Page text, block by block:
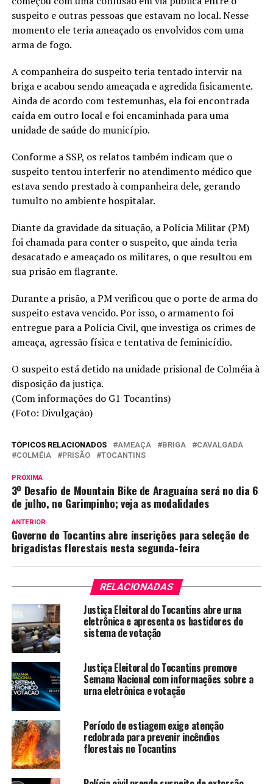
suspeito e outras pessoas que estavam no local. Nesse
momento ele teria ameaçado os envolvidos com uma
arma de fogo.
A companheira do suspeito teria tentado intervir na
briga e acabou sendo ameaçada e agredida fisicamente.
Ainda de acordo com testemunhas, ela foi encontrada
caída em outro local e foi encaminhada para uma
unidade de saúde do município.
Conforme a SSP, os relatos também indicam que o
suspeito tentou interferir no atendimento médico que
estava sendo prestado à companheira dele, gerando
tumulto no ambiente hospitalar.
Diante da gravidade da situação, a Polícia Militar (PM)
foi chamada para conter o suspeito, que ainda teria
desacatado e ameaçado os militares, o que resultou em
sua prisão em flagrante.
Durante a prisão, a PM verificou que o porte de arma do
suspeito estava vencido. Por isso, o armamento foi
entregue para a Polícia Civil, que investiga os crimes de
ameaça, agressão física e tentativa de feminicídio.
O suspeito está detido na unidade prisional de Colméia à
disposição da justiça.
(Com informações do G1 Tocantins)
(Foto: Divulgação)
TÓPICOS RELACIONADOS AMEAÇA BRIGA
CAVALGADA
COLMÉIA
PRISÃO TOCANTINS
PRÓXIMA
3º Desafio de Mountain Bike de Araguaína será no dia 6
de julho, no Garimpinho; veja as modalidades
ANTERIOR
Governo do Tocantins abre inscrições para seleção de
brigadistas florestais nesta segunda-feira
RELACIONADAS
Justiça Eleitoral do Tocantins abre urna
eletrônica e apresenta os bastidores do
sistema de votação
Justiça Eleitoral do Tocantins promove
Semana Nacional com informações sobre a
urna eletrônica e votação
Período de estiagem exige atenção
redobrada para prevenir incêndios
florestais no Tocantins